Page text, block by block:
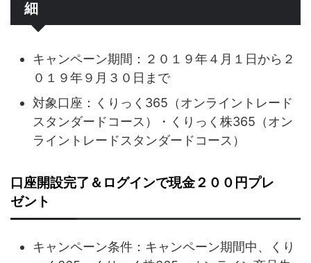
細
キャンペーン期間：２０１９年４月１日から２
０１９年９月３０日まで
対象口座：くりっく365（オンライントレード
スタンダードコース）・くりっく株365（オン
ライントレードスタンダードコース）
口座開設完了＆ログインで現金２００円プレ
ゼント
キャンペーン条件：キャンペーン期間中、くり